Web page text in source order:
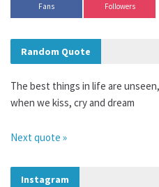
Fans Followers
Random Quote
The best things in life are
when we kiss, cry and dream
Next quote »
Instagram